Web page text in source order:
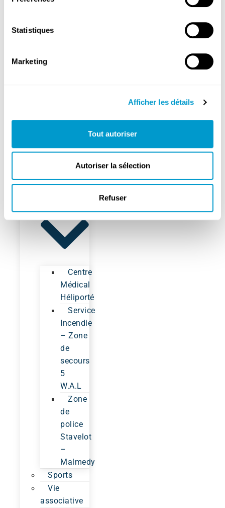
Statistiques
Marketing
Afficher les détails
Tout autoriser
Autoriser la sélection
Refuser
FixMyStreet
Gestion
déchets
Centre
Médical
Héliporté
Service
Incendie
– Zone
de
secours
5
W.A.L
Zone
de
police
Stavelot
–
Malmedy
Sports
Vie
associative